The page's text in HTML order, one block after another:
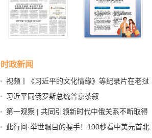
时政新闻
视频丨《习近平的文化情缘》等纪录片在老挝
启播
习近平同俄罗斯总统普京茶叙
第一观察 | 共同引领新时代中俄关系不断取得
新成果
此行间·举世瞩目的握手！100秒看中美元首北